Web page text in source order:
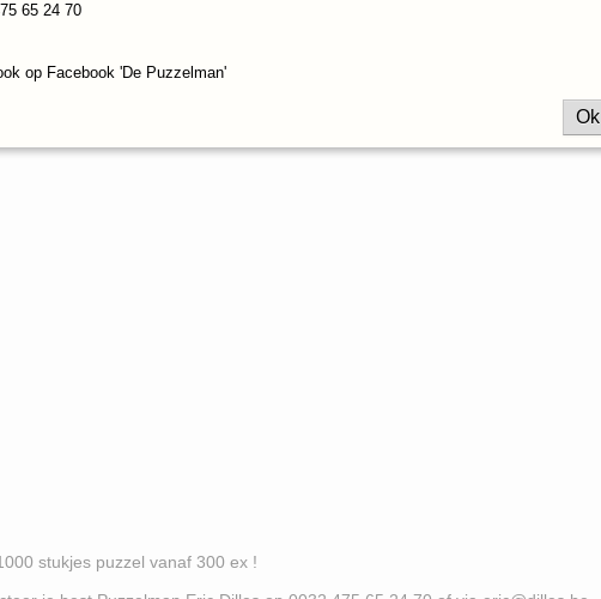
puzzel vanaf 300 ex !
65 24 70
op Facebook 'De Puzzelman'
Ok